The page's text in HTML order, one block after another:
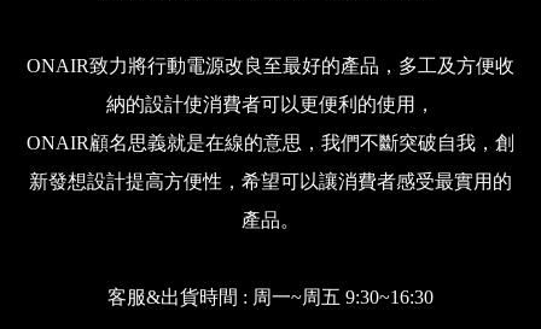
ONAIR致力將行動電源改良至最好的產品，多工及方便收
納的設計使消費者可以更便利的使用，
ONAIR顧名思義就是在線的意思，我們不斷突破自我，創
新發想設計提高方便性，希望可以讓消費者感受最實用的
產品。
客服&出貨時間 : 周一~周五 9:30~16:30